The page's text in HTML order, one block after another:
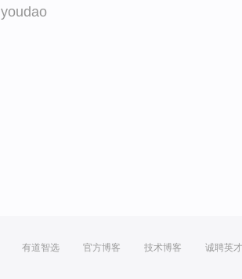
youdao
有道智选 官方博客 技术博客 诚聘英才